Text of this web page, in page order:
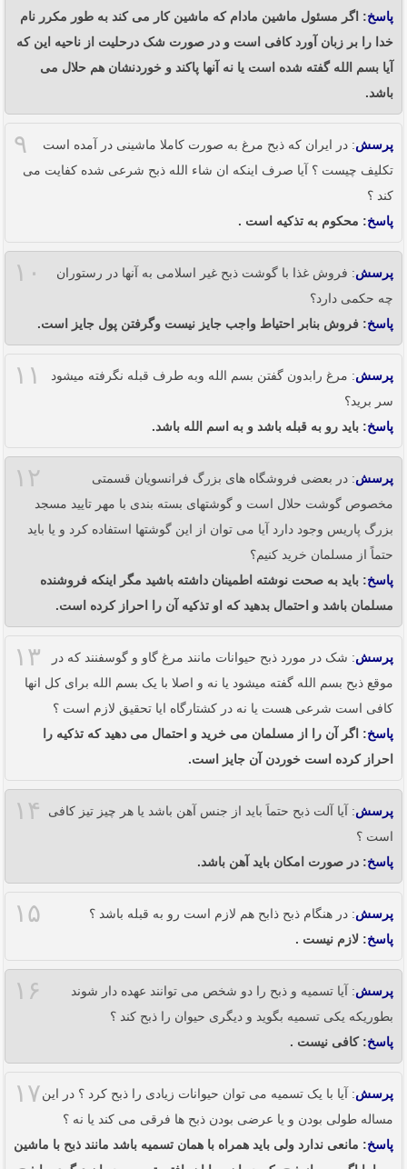
پاسخ: اگر مسئول ماشین مادام که ماشین کار می کند به طور مکرر نام
خدا را بر زبان آورد کافی است و در صورت شک درحلیت از ناحیه این که
آیا بسم الله گفته شده است یا نه آنها پاکند و خوردنشان هم حلال می
باشد.
۹ پرسش: در ایران که ذبح مرغ به صورت کاملا ماشینی در آمده است
تکلیف چیست ؟ آیا صرف اینکه ان شاء الله ذبح شرعی شده کفایت می
کند ؟
پاسخ: محکوم به تذکیه است .
۱۰ پرسش: فروش غذا با گوشت ذبح غیر اسلامی به آنها در رستوران
چه حکمی دارد؟
پاسخ: فروش بنابر احتیاط واجب جایز نیست وگرفتن پول جایز است.
۱۱ پرسش: مرغ رابدون گفتن بسم الله وبه طرف قبله نگرفته میشود
سر برید؟
پاسخ: باید رو به قبله باشد و به اسم الله باشد.
۱۲ پرسش: در بعضی فروشگاه های بزرگ فرانسویان قسمتی
مخصوص گوشت حلال است و گوشتهای بسته بندی با مهر تایید مسجد
بزرگ پاریس وجود دارد آیا می توان از این گوشتها استفاده کرد و یا باید
حتماً از مسلمان خرید کنیم؟
پاسخ: باید به صحت نوشته اطمینان داشته باشید مگر اینکه فروشنده
مسلمان باشد و احتمال بدهید که او تذکیه آن را احراز کرده است.
۱۳ پرسش: شک در مورد ذبح حیوانات مانند مرغ گاو و گوسفنند که در
موقع ذبح بسم الله گفته میشود یا نه و اصلا با یک بسم الله برای کل انها
کافی است شرعی هست یا نه در کشتارگاه ایا تحقیق لازم است ؟
پاسخ: اگر آن را از مسلمان می خرید و احتمال می دهید که تذکیه را
احراز کرده است خوردن آن جایز است.
۱۴ پرسش: آیا آلت ذبح حتماَ باید از جنس آهن باشد یا هر چیز تیز کافی
است ؟
پاسخ: در صورت امکان باید آهن باشد.
۱۵ پرسش: در هنگام ذبح ذابح هم لازم است رو به قبله باشد ؟
پاسخ: لازم نیست .
۱۶ پرسش: آیا تسمیه و ذبح را دو شخص می توانند عهده دار شوند
بطوریکه یکی تسمیه بگوید و دیگری حیوان را ذبح کند ؟
پاسخ: کافی نیست .
۱۷ پرسش: آیا با یک تسمیه می توان حیوانات زیادی را ذبح کرد ؟ در این
مساله طولی بودن و یا عرضی بودن ذبح ها فرقی می کند یا نه ؟
پاسخ: مانعی ندارد ولی باید همراه با همان تسمیه باشد مانند ذبح با ماشین